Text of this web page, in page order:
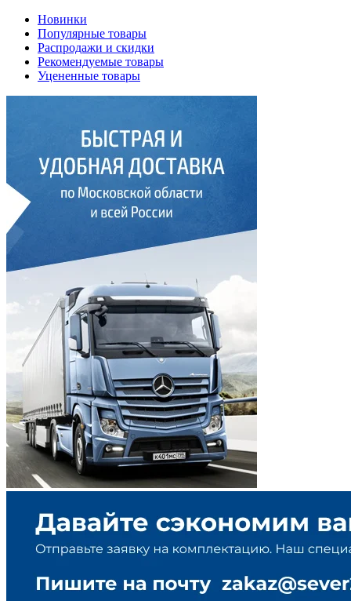
Новинки
Популярные товары
Распродажи и скидки
Рекомендуемые товары
Уцененные товары